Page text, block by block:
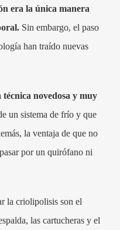
era la única manera
Sin embargo, el paso
han traído nuevas
novedosa y muy
un sistema de frío y que
la ventaja de que no
por un quirófano ni
la criolipolisis son el
las cartucheras y el